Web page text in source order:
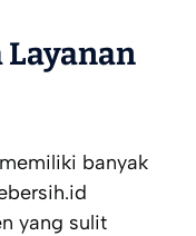
banyak
yang sulit